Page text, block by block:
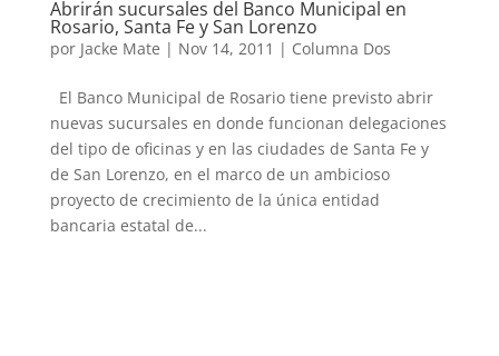
Abrirán sucursales del Banco Municipal en
Rosario, Santa Fe y San Lorenzo
por Jacke Mate | Nov 14, 2011 | Columna Dos
El Banco Municipal de Rosario tiene previsto abrir
nuevas sucursales en donde funcionan delegaciones
del tipo de oficinas y en las ciudades de Santa Fe y
de San Lorenzo, en el marco de un ambicioso
proyecto de crecimiento de la única entidad
bancaria estatal de...